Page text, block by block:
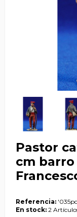
Pastor
cm
Referencia:
En stock: 2